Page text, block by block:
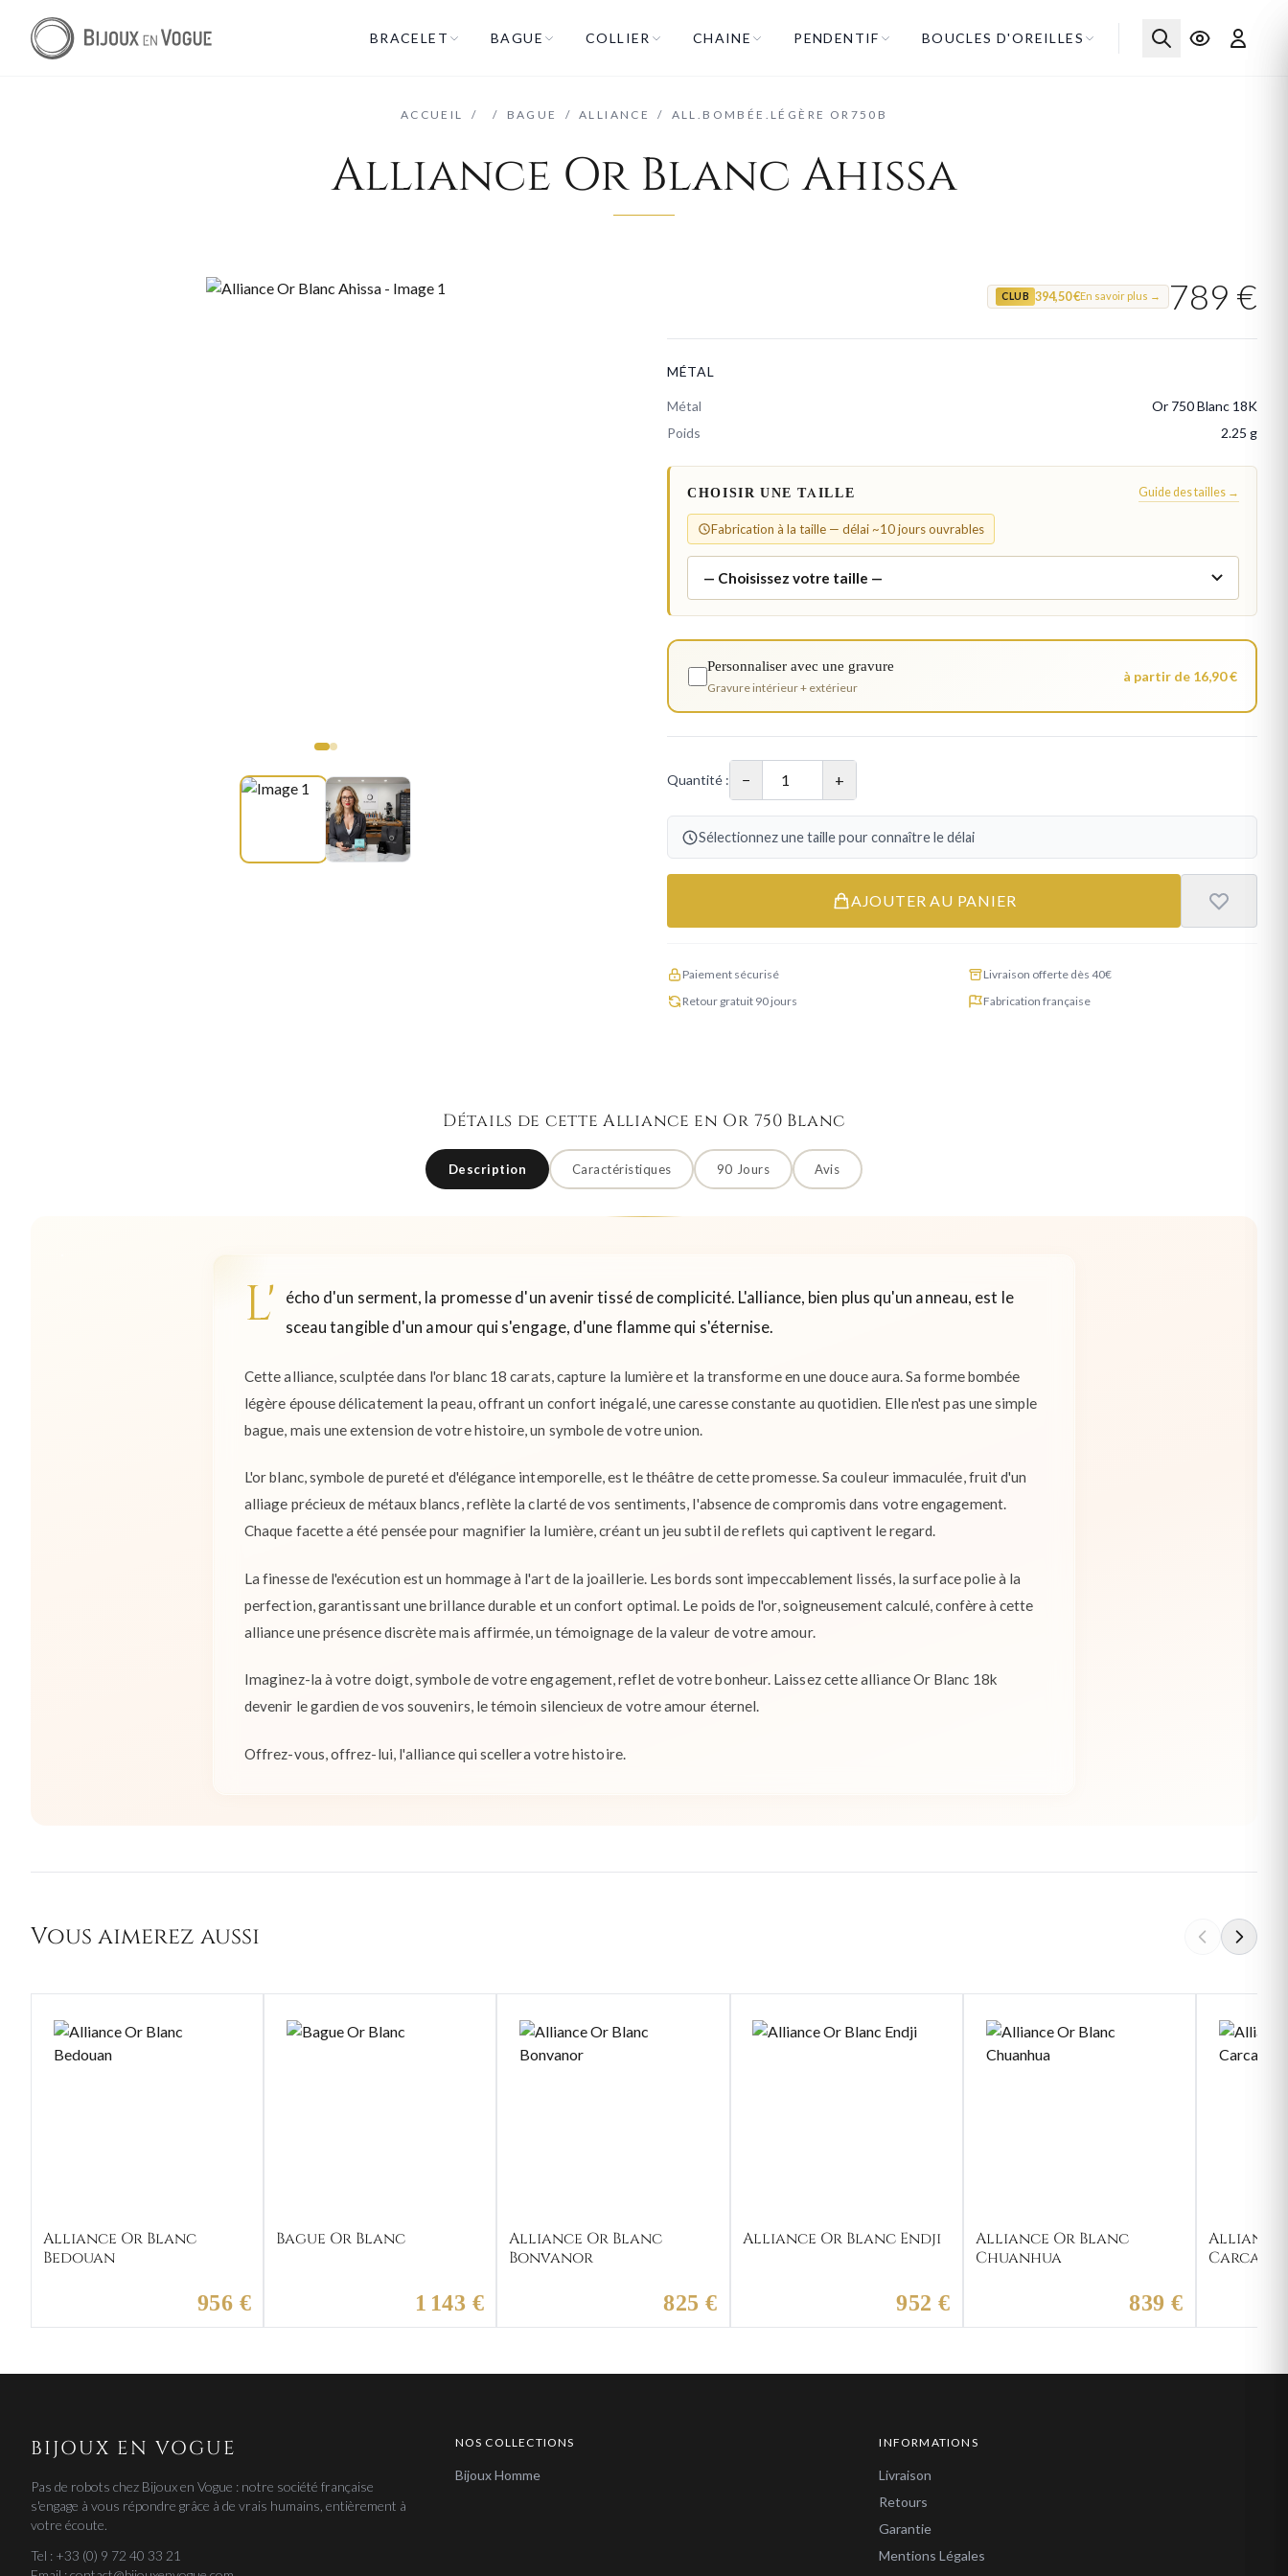
BRACELET BAGUE COLLIER CHAINE PENDENTIF BOUCLES D'OREILLES
ACCUEIL / / BAGUE / ALLIANCE / ALL.BOMBÉE.LÉGÈRE OR750B
Alliance Or Blanc Ahissa
CLUB 394,50 €En savoir plus → 789 €
MÉTAL
Métal
Or 750 Blanc 18K
Poids
2.25 g
CHOISIR UNE TAILLE Guide des tailles →
Fabrication à la taille — délai ~10 jours ouvrables
Personnaliser avec une gravure
Gravure intérieur + extérieur
à partir de 16,90 €
Quantité : − +
Sélectionnez une taille pour connaître le délai
AJOUTER AU PANIER
Paiement sécurisé
Livraison offerte dès 40€
Retour gratuit 90 jours
Fabrication française
Détails de cette Alliance en Or 750 Blanc
Description Caractéristiques 90 Jours Avis
L'
écho d'un serment, la promesse d'un avenir tissé de complicité. L'alliance, bien plus qu'un anneau, est le
sceau tangible d'un amour qui s'engage, d'une flamme qui s'éternise.
Cette alliance, sculptée dans l'or blanc 18 carats, capture la lumière et la transforme en une douce aura. Sa forme bombée
légère épouse délicatement la peau, offrant un confort inégalé, une caresse constante au quotidien. Elle n'est pas une simple
bague, mais une extension de votre histoire, un symbole de votre union.
L'or blanc, symbole de pureté et d'élégance intemporelle, est le théâtre de cette promesse. Sa couleur immaculée, fruit d'un
alliage précieux de métaux blancs, reflète la clarté de vos sentiments, l'absence de compromis dans votre engagement.
Chaque facette a été pensée pour magnifier la lumière, créant un jeu subtil de reflets qui captivent le regard.
La finesse de l'exécution est un hommage à l'art de la joaillerie. Les bords sont impeccablement lissés, la surface polie à la
perfection, garantissant une brillance durable et un confort optimal. Le poids de l'or, soigneusement calculé, confère à cette
alliance une présence discrète mais affirmée, un témoignage de la valeur de votre amour.
Imaginez-la à votre doigt, symbole de votre engagement, reflet de votre bonheur. Laissez cette alliance Or Blanc 18k
devenir le gardien de vos souvenirs, le témoin silencieux de votre amour éternel.
Offrez-vous, offrez-lui, l'alliance qui scellera votre histoire.
Vous aimerez aussi
Alliance Or Blanc
Bedouan
956 €
Bague Or Blanc
1 143 €
Alliance Or Blanc
Bonvanor
825 €
Alliance Or Blanc Endji
952 €
Alliance Or Blanc
Chuanhua
839 €
Alliance
Carcacer
BIJOUX EN VOGUE
Pas de robots chez Bijoux en Vogue : notre société française
s'engage à vous répondre grâce à de vrais humains, entièrement à
votre écoute.
Tel : +33 (0) 9 72 40 33 21
NOS COLLECTIONS
Bijoux Homme
INFORMATIONS
Livraison
Retours
Garantie
Mentions Légales